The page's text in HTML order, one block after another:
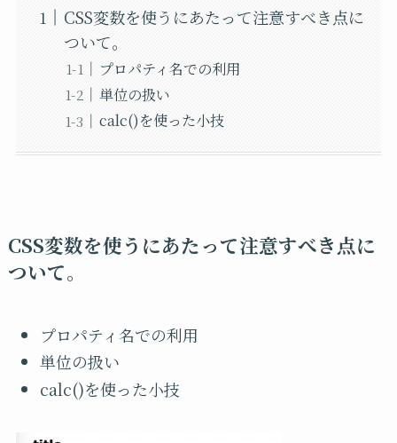
CSS変数を使うにあたって注意すべき点に
ついて。
プロパティ名での利用
単位の扱い
calc()を使った小技
CSS変数を使うにあたって注意すべき点に
ついて。
プロパティ名での利用
単位の扱い
calc()を使った小技